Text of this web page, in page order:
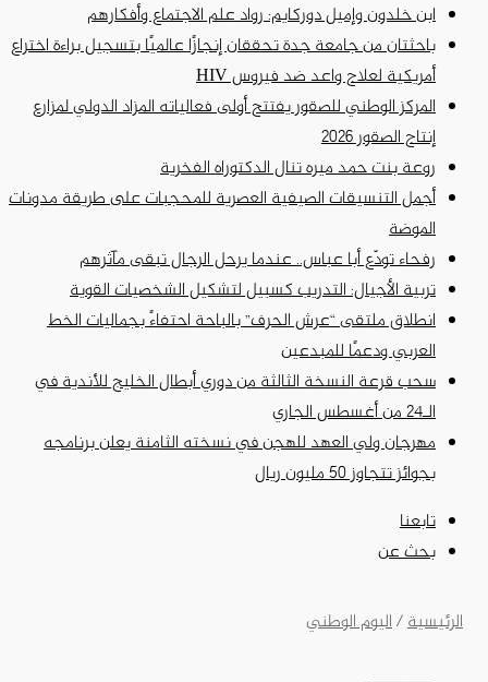
ابن خلدون وإميل دوركايم: رواد علم الاجتماع وأفكارهم
باحثتان من جامعة جدة تحققان إنجازًا عالميًا بتسجيل براءة اختراع
أمريكية لعلاج واعد ضد فيروس HIV
المركز الوطني للصقور يفتتح أولى فعالياته المزاد الدولي لمزارع
إنتاج الصقور 2026
روعة بنت حمد ميره تنال الدكتوراه الفخرية
أجمل التنسيقات الصيفية العصرية للمحجبات على طريقة مدونات
الموضة
رفحاء تودّع أبا عباس.. عندما يرحل الرجال تبقى مآثرهم
تربية الأجيال: التدريب كسبيل لتشكيل الشخصيات القوية
انطلاق ملتقى “عرش الحرف” بالباحة احتفاءً بجماليات الخط
العربي ودعمًا للمبدعين
سحب قرعة النسخة الثالثة من دوري أبطال الخليج للأندية في
الـ24 من أغسطس الجاري
مهرجان ولي العهد للهجن في نسخته الثامنة يعلن برنامجه
بجوائز تتجاوز 50 مليون ريال
تابعنا
بحث عن
الرئيسية / اليوم الوطني